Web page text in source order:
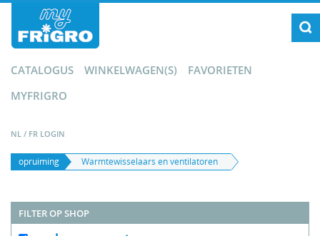
CATALOGUS WINKELWAGEN(S)
FAVORIETEN
MYFRIGRO
NL / FR LOGIN
opruiming Warmtewisselaars en ventilatoren
FILTER OP SHOP